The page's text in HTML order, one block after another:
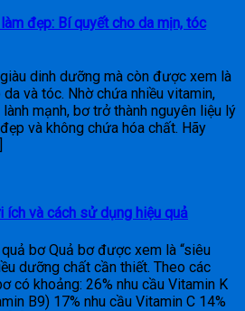
đẹp: Bí quyết cho da mịn, tóc
dinh dưỡng mà còn được xem là
và tóc. Nhờ chứa nhiều vitamin,
mạnh, bơ trở thành nguyên liệu lý
và không chứa hóa chất. Hãy
ích và cách sử dụng hiệu quả
bơ Quả bơ được xem là “siêu
dưỡng chất cần thiết. Theo các
có khoảng: 26% nhu cầu Vitamin K
B9) 17% nhu cầu Vitamin C 14%